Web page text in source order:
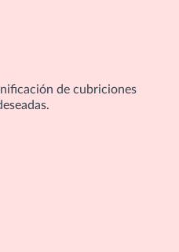
de cubriciones